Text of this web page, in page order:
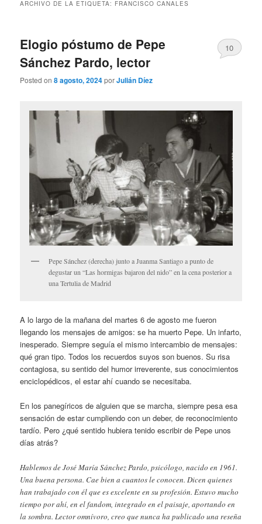
ARCHIVO DE LA ETIQUETA: FRANCISCO CANALES
Elogio póstumo de Pepe
Sánchez Pardo, lector
Posted on8 agosto, 2024porJulián Díez
10
Pepe Sánchez (derecha) junto a Juanma Santiago a punto de
degustar un “Las hormigas bajaron del nido” en la cena posterior a
una Tertulia de Madrid
A lo largo de la mañana del martes 6 de agosto me fueron
llegando los mensajes de amigos: se ha muerto Pepe. Un infarto,
inesperado. Siempre seguía el mismo intercambio de mensajes:
qué gran tipo. Todos los recuerdos suyos son buenos. Su risa
contagiosa, su sentido del humor irreverente, sus conocimientos
enciclopédicos, el estar ahí cuando se necesitaba.
En los panegíricos de alguien que se marcha, siempre pesa esa
sensación de estar cumpliendo con un deber, de reconocimiento
tardío. Pero ¿qué sentido hubiera tenido escribir de Pepe unos
días atrás?
Hablemos de José María Sánchez Pardo, psicólogo, nacido en 1961.
Una buena persona. Cae bien a cuantos le conocen. Dicen quienes
han trabajado con él que es excelente en su profesión. Estuvo mucho
tiempo por ahí, en el fandom, integrado en el paisaje, aportando en
la sombra. Lector omnívoro, creo que nunca ha publicado una reseña